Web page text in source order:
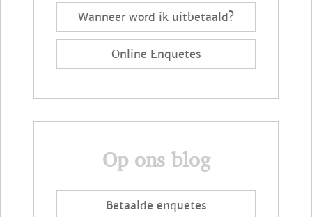
Wanneer word ik uitbetaald?
Online Enquetes
Op ons blog
Betaalde enquetes